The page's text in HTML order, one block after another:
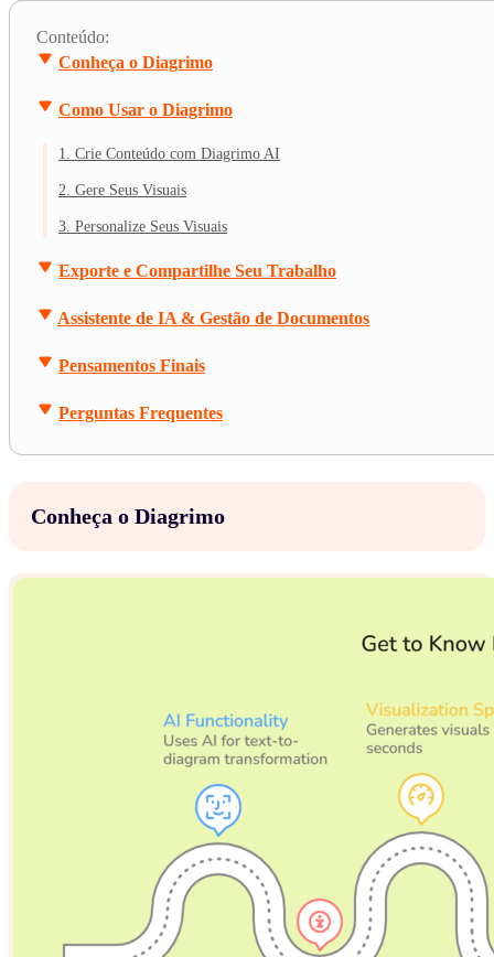
Conteúdo:
Conheça o Diagrimo
Como Usar o Diagrimo
1. Crie Conteúdo com Diagrimo AI
2. Gere Seus Visuais
3. Personalize Seus Visuais
Exporte e Compartilhe Seu Trabalho
Assistente de IA & Gestão de Documentos
Pensamentos Finais
Perguntas Frequentes
Conheça o Diagrimo